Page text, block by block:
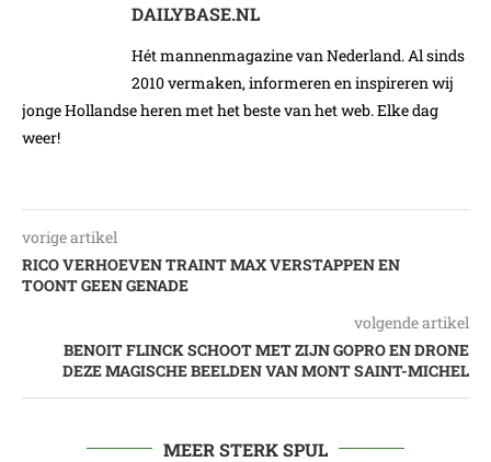
DAILYBASE.NL
Hét mannenmagazine van Nederland. Al sinds
2010 vermaken, informeren en inspireren wij
jonge Hollandse heren met het beste van het web. Elke dag
weer!
vorige artikel
RICO VERHOEVEN TRAINT MAX VERSTAPPEN EN
TOONT GEEN GENADE
volgende artikel
BENOIT FLINCK SCHOOT MET ZIJN GOPRO EN DRONE
DEZE MAGISCHE BEELDEN VAN MONT SAINT-MICHEL
MEER STERK SPUL